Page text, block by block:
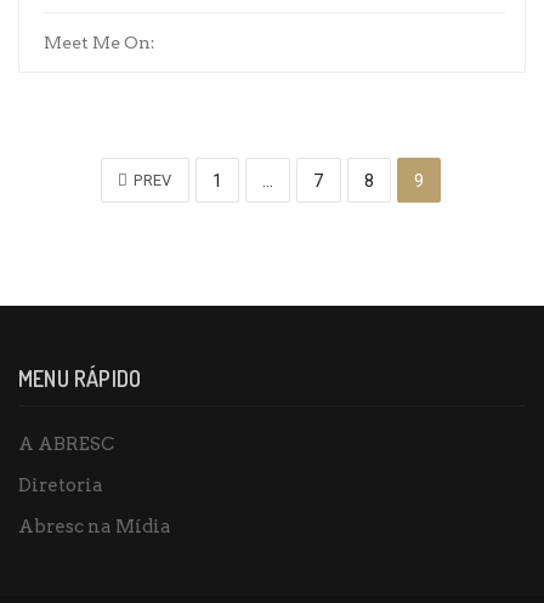
Meet Me On:
PREV 1 7 8 9
MENU RÁPIDO
A ABRESC
Diretoria
Abresc na Mídia